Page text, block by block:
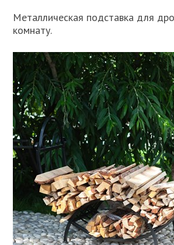
Металлическая подставка для
комнату.